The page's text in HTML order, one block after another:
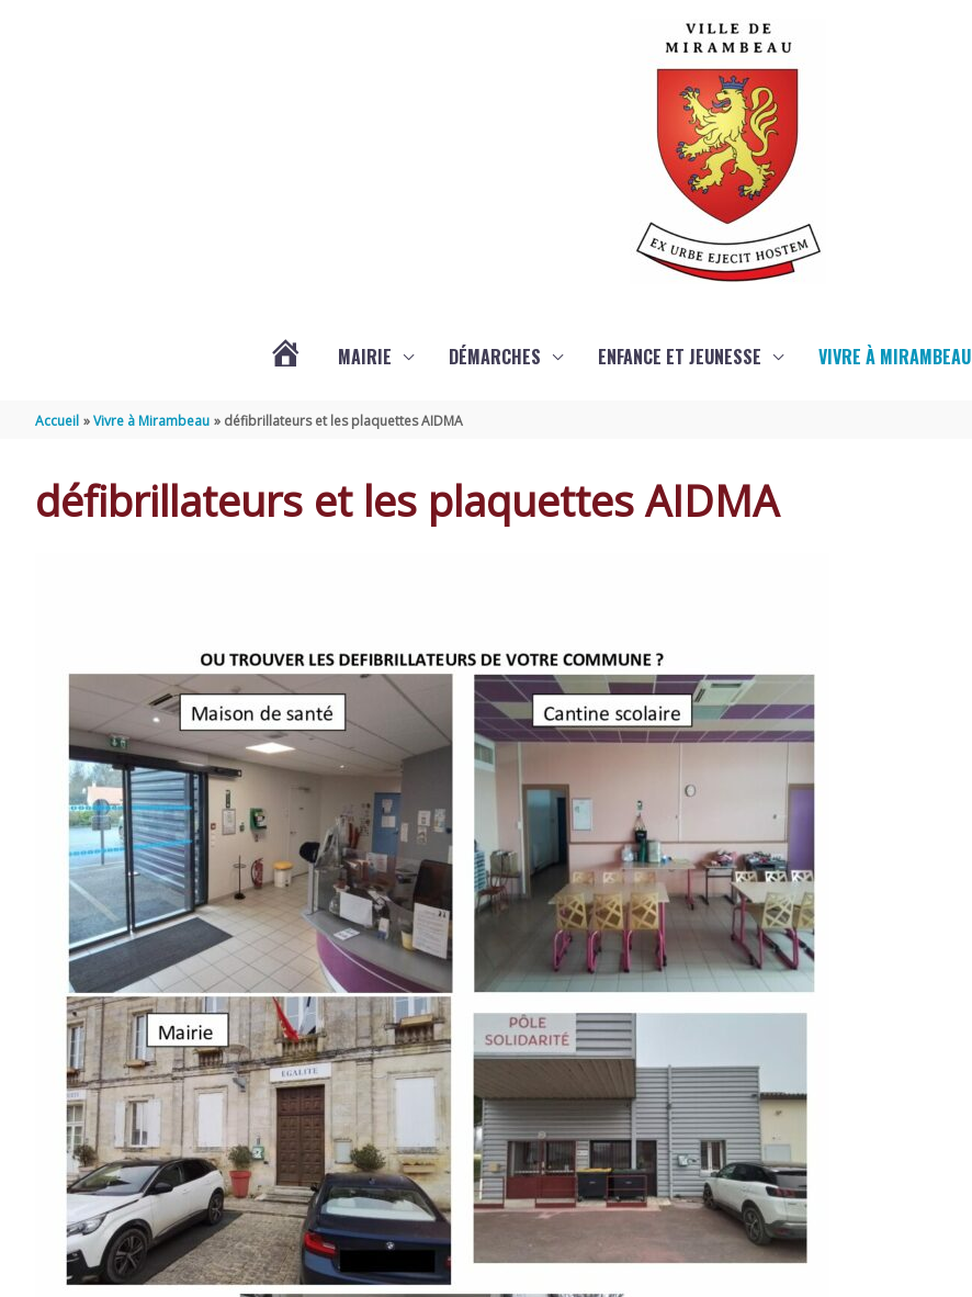
MAIRIE DÉMARCHES ENFANCE ET JEUNESSE VIVRE À MIRAMBEAU
Accueil Vivre à Mirambeau défibrillateurs et les plaquettes AIDMA
défibrillateurs et les plaquettes AIDMA